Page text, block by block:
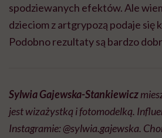
spodziewanych efektów.Ale
dzieciom zartgrypozą podaje się
Podobno rezultaty są bardzo
Sylwia Gajewska-Stankiewicz
jest wizażystką i fotomodelką.
Instagramie: @sylwia.gajewska.